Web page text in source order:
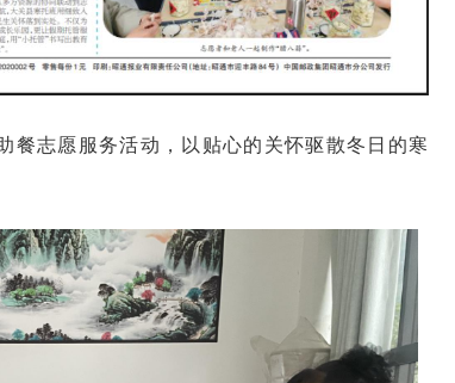
餐志愿服务活动，以贴心的关怀驱散冬日的寒